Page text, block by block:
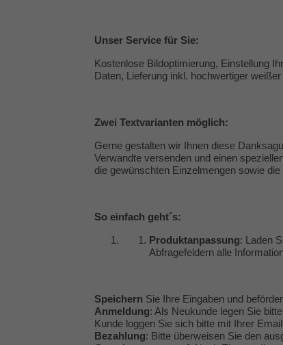
Unser Service für Sie:
Kostenlose Bildoptimierung, Einstellung
Daten, Lieferung inkl. hochwertiger
Zwei Textvarianten möglich:
Gerne gestalten wir Ihnen diese
Verwandte versenden und einen
die gewünschten Einzelmengen sowie
So einfach geht´s:
Produktanpassung: Laden
Abfragefeldern alle
Speichern Sie Ihre Eingaben und
Anmeldung: Als Neukunde legen Sie
Kunde loggen Sie sich bitte mit Ihrer
Bezahlung: Bitte überweisen Sie den